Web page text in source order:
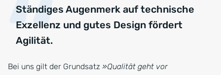
Ständiges Augenmerk auf technische
Exzellenz und gutes Design fördert
Agilität.
Bei uns gilt der Grundsatz »Qualität geht vor